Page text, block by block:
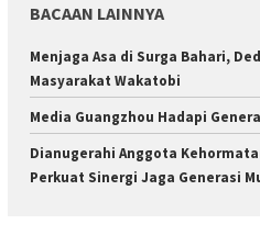
BACAAN LAINNYA
Menjaga Asa di Surga Bahari,
Masyarakat Wakatobi
Media Guangzhou Hadapi
Dianugerahi Anggota
Perkuat Sinergi Jaga Generasi